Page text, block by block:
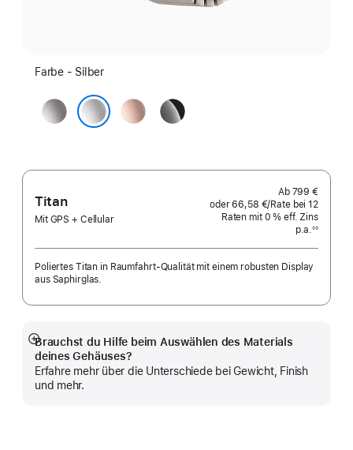
Farbe - Silber
Space Grau RoségoldDiamantschwarz
Titan
Mit GPS + Cellular
Ab 799 €
oder66,58 €/Rate pro
Rate
bei 12
Raten Raten
mit 0 % eff. Zins
p.a.eff.
◊◊
Poliertes Titan in Raumfahrt-Qualität mit einem robusten Display
aus Saphirglas.
Brauchst du Hilfe beim Auswählen des Materials
deines Gehäuses?
Erfahre mehr über die Unterschiede bei Gewicht, Finish
und mehr.
Mehr
anzeigen